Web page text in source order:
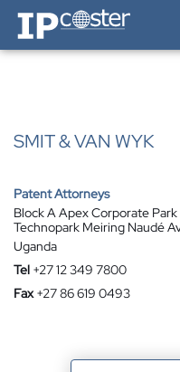
IP-Coster — Home
SMIT & VAN WYK
Patent Attorneys
Block A Apex Corporate
Technopark Meiring Naudé
Uganda
Tel +27 12 349 7800
Fax +27 86 619 0493